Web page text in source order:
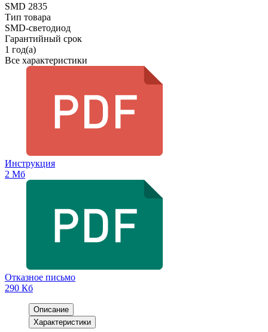
SMD 2835
Тип товара
SMD-светодиод
Гарантийный срок
1 год(а)
Все характеристики
Инструкция
2 Мб
Отказное письмо
290 Кб
Описание
Характеристики